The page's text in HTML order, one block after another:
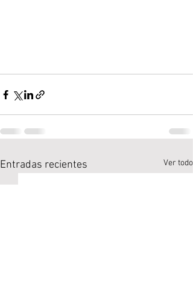
Entradas recientes Ver todo